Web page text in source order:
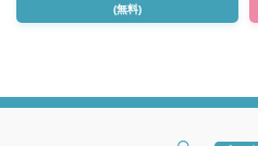
(無料)